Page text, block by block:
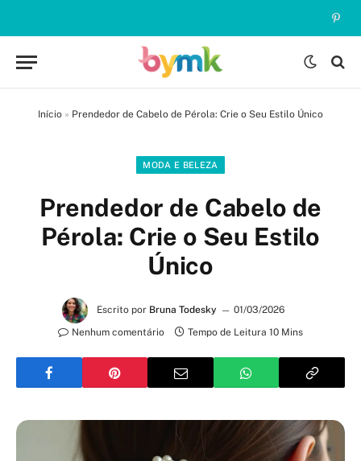
Início » Prendedor de Cabelo de Pérola: Crie o Seu Estilo Único
MODA E BELEZA
Prendedor de Cabelo de
Pérola: Crie o Seu Estilo
Único
Escrito por Bruna Todesky
01/03/2026
Nenhum comentário
Tempo de Leitura 10 Mins